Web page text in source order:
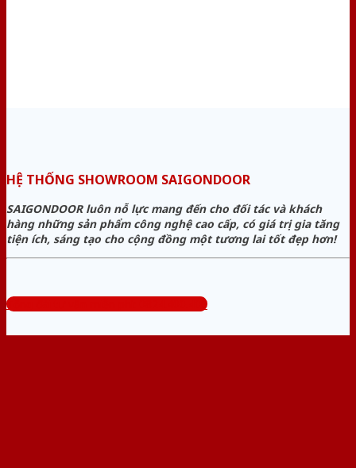
HỆ THỐNG SHOWROOM SAIGONDOOR
SAIGONDOOR luôn nỗ lực mang đến cho đối tác và khách
hàng những sản phẩm công nghệ cao cấp, có giá trị gia tăng
tiện ích, sáng tạo cho cộng đồng một tương lai tốt đẹp hơn!
Tổng đài tư vấn miễn phí: 0824.400.400